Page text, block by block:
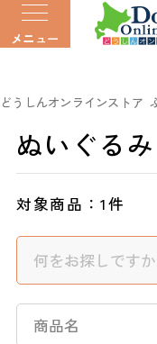
メニュー
どうしんオンラインストア
ぬいぐるみ
対象商品：1件
商品名